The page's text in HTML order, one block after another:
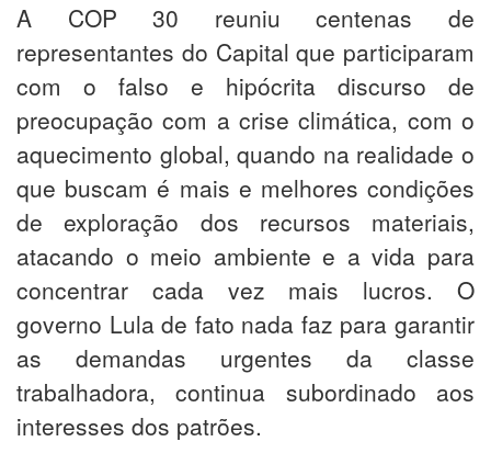
A COP 30 reuniu centenas de
representantes do Capital que participaram
com o falso e hipócrita discurso de
preocupação com a crise climática, com o
aquecimento global, quando na realidade o
que buscam é mais e melhores condições
de exploração dos recursos materiais,
atacando o meio ambiente e a vida para
concentrar cada vez mais lucros. O
governo Lula de fato nada faz para garantir
as demandas urgentes da classe
trabalhadora, continua subordinado aos
interesses dos patrões.